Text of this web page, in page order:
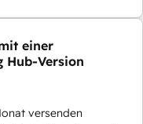
einer
Hub-Version
versenden